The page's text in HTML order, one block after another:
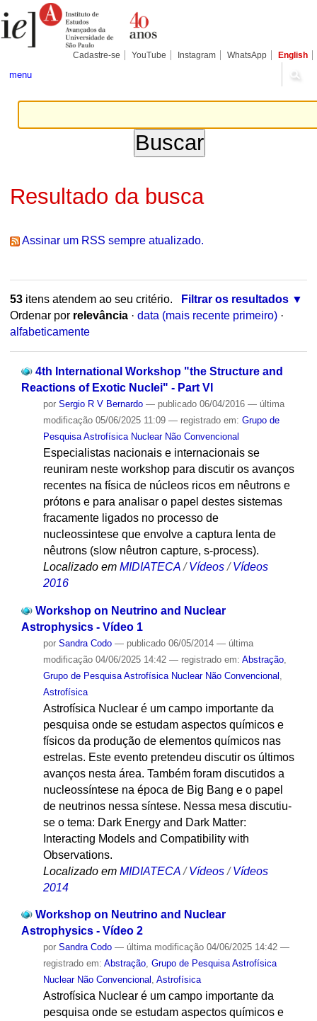
para
conteúdo.
Pessoais
Cadastre-se YouTube Instagram WhatsApp English
menu
Resultado da busca
Assinar um RSS sempre atualizado.
53itens atendem ao seu critério.
Filtrar os resultados
Ordenar por relevância · data (mais recente primeiro) ·
alfabeticamente
4th International Workshop "the Structure and
Reactions of Exotic Nuclei" - Part VI
por Sergio R V Bernardo — publicado06/04/2016 — última
modificação05/06/2025 11:09 — registrado em: Grupo de
Pesquisa Astrofísica Nuclear Não Convencional
Especialistas nacionais e internacionais se
reuniram neste workshop para discutir os avanços
recentes na física de núcleos ricos em nêutrons e
prótons e para analisar o papel destes sistemas
fracamente ligados no processo de
nucleossintese que envolve a captura lenta de
nêutrons (slow nêutron capture, s-process).
Localizado em MIDIATECA /Vídeos /Vídeos
2016
Workshop on Neutrino and Nuclear
Astrophysics - Vídeo 1
por Sandra Codo — publicado06/05/2014 — última
modificação04/06/2025 14:42 — registrado em: Abstração,
Grupo de Pesquisa Astrofísica Nuclear Não Convencional
Astrofísica
Astrofísica Nuclear é um campo importante da
pesquisa onde se estudam aspectos químicos e
físicos da produção de elementos químicos nas
estrelas. Este evento pretendeu discutir os últimos
avanços nesta área. Também foram discutidos a
nucleossíntese na época de Big Bang e o papel
de neutrinos nessa síntese. Nessa mesa discutiu-
se o tema: Dark Energy and Dark Matter:
Interacting Models and Compatibility with
Observations.
Localizado em MIDIATECA /Vídeos /Vídeos
2014
Workshop on Neutrino and Nuclear
Astrophysics - Vídeo 2
por Sandra Codo — última modificação04/06/2025 14:42 —
registrado em: Abstração, Grupo de Pesquisa Astrofísica
Nuclear Não Convencional , Astrofísica
Astrofísica Nuclear é um campo importante da
pesquisa onde se estudam aspectos químicos e